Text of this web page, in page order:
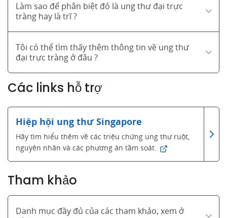
Làm sao để phân biệt đó là ung thư đại trực
tràng hay là trĩ ?
Tôi có thể tìm thấy thêm thông tin về ung thư
đại trực tràng ở đâu ?
Các links hỗ trợ
Hiệp hội ung thư Singapore
Hãy tìm hiểu thêm về các triệu chứng ung thư ruột,
nguyên nhân và các phương án tầm soát.
Tham khảo
Danh mục đầy đủ của các tham khảo, xem ở